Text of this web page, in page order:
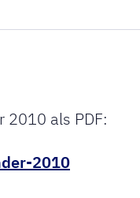
2010 als PDF:
2010